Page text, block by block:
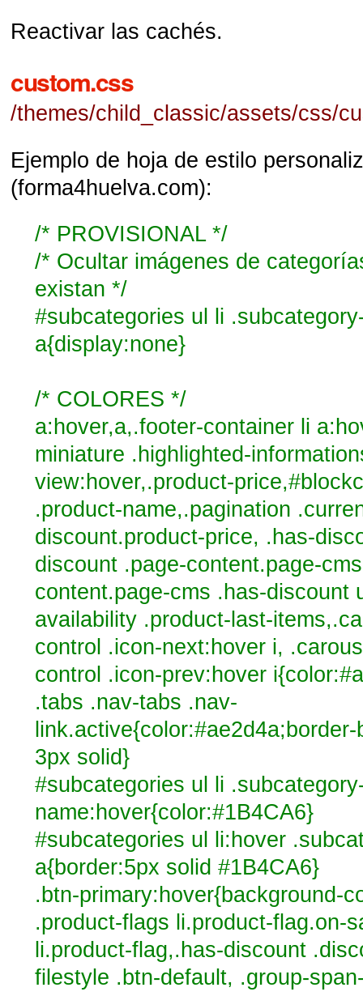
Reactivar las cachés.
custom.css
/themes/child_classic/assets/css/
Ejemplo de hoja de estilo
(forma4huelva.com):
/* PROVISIONAL */
/* Ocultar imágenes de
existan */
#subcategories ul li
a{display:none}
/* COLORES */
a:hover,a,.footer-container li
miniature .highlighted-
view:hover,.product-
.product-name,.pagination
discount.product-price, .has-
discount .page-content.page-
content.page-cms .has-discount
availability .product-last-
control .icon-next:hover i,
control .icon-prev:hover
.tabs .nav-tabs .nav-
3px solid}
#subcategories ul li
name:hover{color:#1B4CA6}
#subcategories ul li:hover
a{border:5px solid #1B4CA6}
.btn-primary:hover{background-
.product-flags li.product-flag.on-
li.product-flag,.has-discount
filestyle .btn-default, .group-